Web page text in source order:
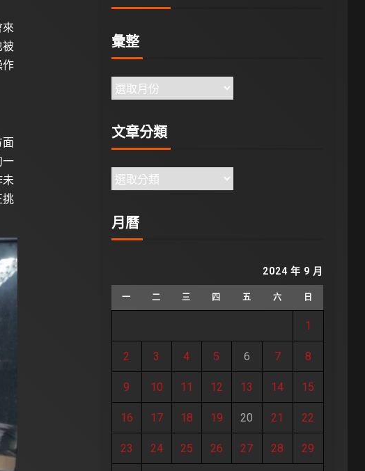
被
作
面
一
挑
彙整
文章分類
月曆
2024 年 9 月
一 二 三 四 五 六 日
1
2 3 4 5 6 7 8
9 10 11 12 13 14 15
16 17 18 19 20 21 22
23 24 25 26 27 28 29